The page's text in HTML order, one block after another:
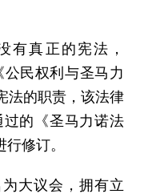
有真正的宪法，
民权利与圣马力
法的职责，该法律
的《圣马力诺法
修订。
大议会，拥有立